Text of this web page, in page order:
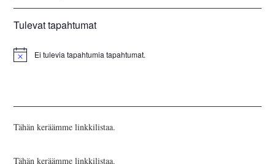
Tulevat tapahtumat
Ei tulevia tapahtumia tapahtumat.
Tähän keräämme linkkilistaa.
Tähän keräämme linkkilistaa.